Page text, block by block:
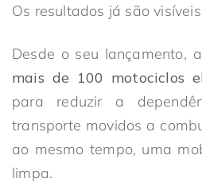
Os resultados já são
Desde o seu lançamento,
mais de 100 motociclos
para reduzir a
transporte movidos a
ao mesmo tempo, uma
limpa.